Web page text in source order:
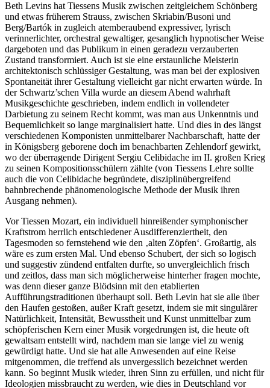
Beth Levins hat Tiessens Musik zwischen zeitgleichem Schönberg
und etwas früherem Strauss, zwischen Skriabin/Busoni und
Berg/Bartók in zugleich atemberaubend expressiver, lyrisch
verinnerlichter, orchestral gewaltiger, gesanglich hypnotischer Weise
dargeboten und das Publikum in einen geradezu verzauberten
Zustand transformiert. Auch ist sie eine erstaunliche Meisterin
architektonisch schlüssiger Gestaltung, was man bei der explosiven
Spontaneität ihrer Gestaltung vielleicht gar nicht erwarten würde. In
der Schwartz’schen Villa wurde an diesem Abend wahrhaft
Musikgeschichte geschrieben, indem endlich in vollendeter
Darbietung zu seinem Recht kommt, was man aus Unkenntnis und
Bequemlichkeit so lange marginalisiert hatte. Und dies in des längst
verschiedenen Komponisten unmittelbarer Nachbarschaft, hatte der
in Königsberg geborene doch im benachbarten Zehlendorf gewirkt,
wo der überragende Dirigent Sergiu Celibidache im II. großen Krieg
zu seinen Kompositionsschülern zählte (von Tiessens Lehre sollte
auch die von Celibidache begründete, disziplinübergreifend
bahnbrechende phänomenologische Methode der Musik ihren
Ausgang nehmen).
Vor Tiessen Mozart, ein individuell hinreißender symphonischer
Kraftstrom herrlich entschiedener Ausdifferenziertheit, den
Tagesmoden so fernstehend wie den ‚alten Zöpfen‘. Großartig, als
wäre es zum ersten Mal. Und ebenso Schubert, der sich so logisch
und suggestiv zündend entfalten durfte, so unvergleichlich frisch
und zeitlos, dass man sich möglicherweise hinterher fragen mochte,
was denn dieser ganze Blödsinn mit den etablierten
Aufführungstraditionen überhaupt soll. Beth Levin hat sie alle über
den Haufen gestoßen, außer Kraft gesetzt, indem sie mit singulärer
Natürlichkeit, Intensität, Bewusstheit und Kunst unmittelbar zum
schöpferischen Kern einer Musik vorgedrungen ist, die heute oft
gewaltsam entstellt wird, nachdem man sie lange viel zu wenig
gewürdigt hatte. Und sie hat alle Anwesenden auf eine Reise
mitgenommen, die treffend als unvergesslich bezeichnet werden
kann. So beginnt Musik wieder, ihren Sinn zu erfüllen, und nicht für
Ideologien missbraucht zu werden, wie dies in Deutschland vor